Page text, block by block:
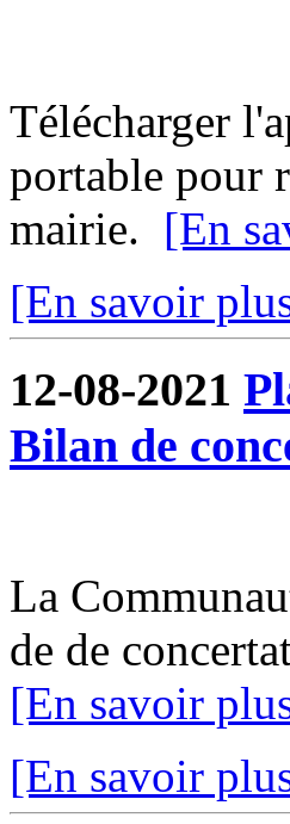
Télécharger
portable pour
mairie. [En
[En savoir
12-08-2021
Bilan de
La
de de
[En savoir
[En savoir